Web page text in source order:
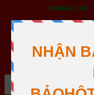
TRANG CHỦ
BẢO HỘ
XƯỞNG